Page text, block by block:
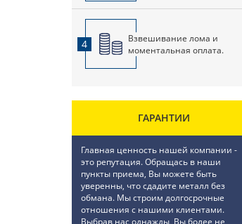
4
Взвешивание лома и
моментальная оплата.
ГАРАНТИИ
Главная ценность нашей компании -
это репутация. Обращась в наши
пункты приема, Вы можете быть
уверенны, что сдадите металл без
обмана. Мы строим долгосрочные
отношения с нашими клиентами.
Выбрав нас однажды, Вы более не